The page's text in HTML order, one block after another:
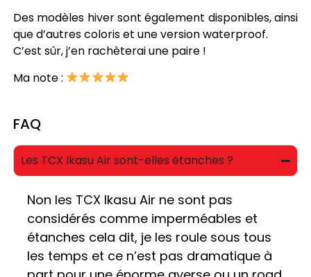
Des modèles hiver sont également disponibles, ainsi
que d’autres coloris et une version waterproof.
C’est sûr, j’en rachèterai une paire !
Ma note :
FAQ
Les TCX Ikasu Air sont-elles étanches ?
Non les TCX Ikasu Air ne sont pas
considérés comme imperméables et
étanches cela dit, je les roule sous tous
les temps et ce n’est pas dramatique à